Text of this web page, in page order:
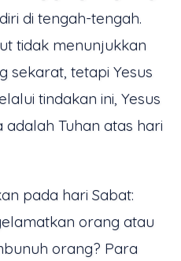
di tengah-tengah.
tidak menunjukkan
sekarat, tetapi Yesus
tindakan ini, Yesus
Tuhan atas hari
pada hari Sabat:
orang atau
orang? Para